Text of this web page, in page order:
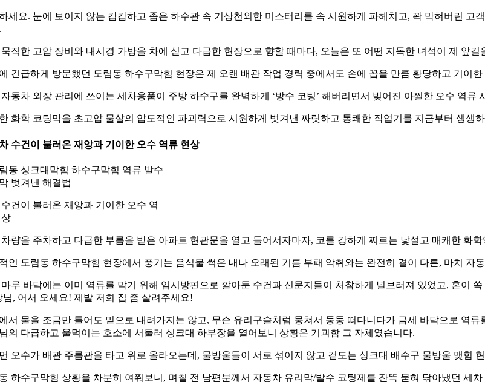
세요. 눈에 보이지 않는 캄캄하고 좁은 하수관 속 기상천외한 미스터리를 속 시원하게 파헤치고, 꽉 막혀버린
직한 고압 장비와 내시경 가방을 차에 싣고 다급한 현장으로 향할 때마다, 오늘은 또 어떤 지독한 녀석이 제 앞
긴급하게 방문했던 도림동 하수구막힘 현장은 제 오랜 배관 작업 경력 중에서도 손에 꼽을 만큼 황당하고 기이
동차 외장 관리에 쓰이는 세차용품이 주방 하수구를 완벽하게 ‘방수 코팅’ 해버리면서 빚어진 아찔한 오수 역류
화학 코팅막을 초고압 물살의 압도적인 파괴력으로 시원하게 벗겨낸 짜릿하고 통쾌한 작업기를 지금부터 생생
수건이 불러온 재앙과 기이한 오수 역류 현상
건이 불러온 재앙과 기이한 오수 역
량을 주차하고 다급한 부름을 받은 아파트 현관문을 열고 들어서자마자, 코를 강하게 찌르는 낯설고 매캐한 화
인 도림동 하수구막힘 현장에서 풍기는 음식물 썩은 내나 오래된 기름 부패 악취와는 완전히 결이 다른, 마치 자
루 바닥에는 이미 역류를 막기 위해 임시방편으로 깔아둔 수건과 신문지들이 처참하게 널브러져 있었고, 혼이
님, 어서 오세요! 제발 저희 집 좀 살려주세요!
서 물을 조금만 틀어도 밑으로 내려가지는 않고, 무슨 유리구슬처럼 뭉쳐서 둥둥 떠다니다가 금세 바닥으로 역류
의 다급하고 울먹이는 호소에 서둘러 싱크대 하부장을 열어보니 상황은 기괴함 그 자체였습니다.
오수가 배관 주름관을 타고 위로 올라오는데, 물방울들이 서로 섞이지 않고 겉도는 싱크대 배수구 물방울 맺힘
하수구막힘 상황을 차분히 여쭤보니, 며칠 전 남편분께서 자동차 유리막/발수 코팅제를 잔뜩 묻혀 닦아냈던 세